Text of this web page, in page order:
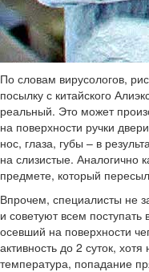
По словам вирусологов,
посылку с китайского
реальный. Это может
на поверхности ручки
нос, глаза, губы – в
на слизистые. Аналогично
предмете, который
Впрочем, специалисты не
и советуют всем
осевший на поверхности
активность до 2 суток,
температура, попадание